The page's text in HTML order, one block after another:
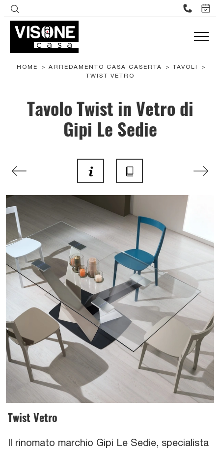
HOME > ARREDAMENTO CASA CASERTA > TAVOLI
>
TWIST VETRO
Tavolo Twist in Vetro di
Gipi Le Sedie
Twist Vetro
Il rinomato marchio Gipi Le Sedie, specialista